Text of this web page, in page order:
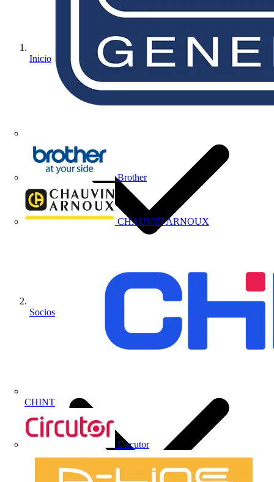
Brother
CHAUVIN ARNOUX
CHINT
Circutor
Inicio
Socios